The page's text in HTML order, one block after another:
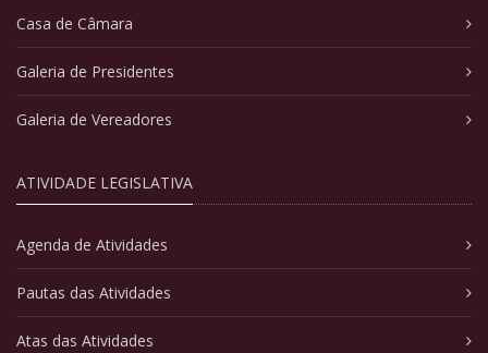
Casa de Câmara
Galeria de Presidentes
Galeria de Vereadores
ATIVIDADE LEGISLATIVA
Agenda de Atividades
Pautas das Atividades
Atas das Atividades